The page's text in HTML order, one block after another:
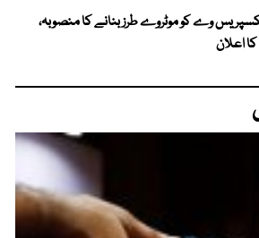
وے کو موٹروے طرز بنانے کا منصوبہ،
اعلان